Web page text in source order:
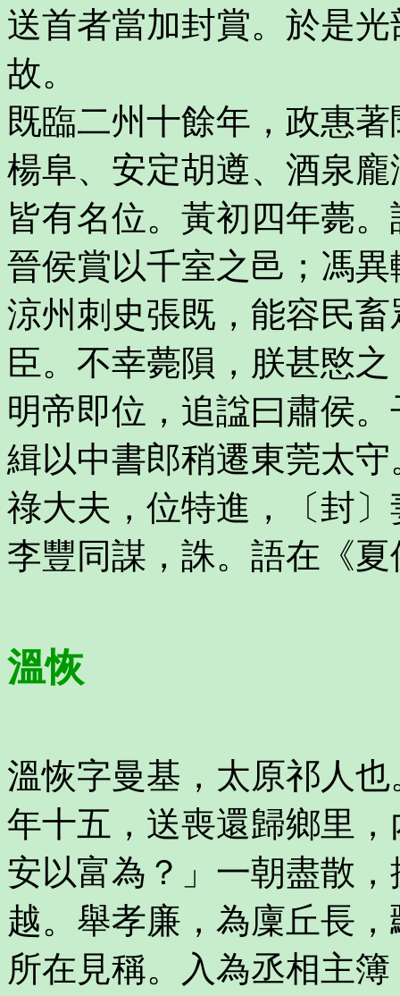
送首者當加封賞。於是
故。
既臨二州十餘年，政惠
楊阜、安定胡遵、酒泉
皆有名位。黃初四年薨
晉侯賞以千室之邑；馮
涼州刺史張既，能容民
臣。不幸薨隕，朕甚愍
明帝即位，追諡曰肅侯
緝以中書郎稍遷東莞太
祿大夫，位特進，〔封
李豐同謀，誅。語在《
溫恢
溫恢字曼基，太原祁人
年十五，送喪還歸鄉里
安以富為？」一朝盡散
越。舉孝廉，為廩丘長
所在見稱。入為丞相主